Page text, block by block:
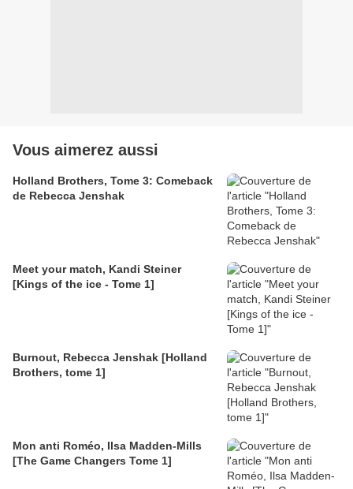
Vous aimerez aussi
Holland Brothers, Tome 3: Comeback
de Rebecca Jenshak
Meet your match, Kandi Steiner
[Kings of the ice - Tome 1]
Burnout, Rebecca Jenshak [Holland
Brothers, tome 1]
Mon anti Roméo, Ilsa Madden-Mills
[The Game Changers Tome 1]